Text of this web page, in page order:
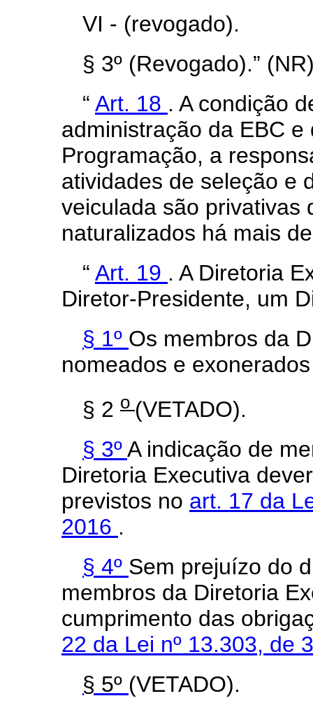
VI - (revogado).
§ 3º (Revogado).”
“ Art. 18 . A condição
administração da EBC
Programação, a
atividades de seleção e
veiculada são privativas
naturalizados há mais
“ Art. 19 . A Diretoria
Diretor-Presidente, um
§ 1º Os membros da
nomeados e
§ 2 o (VETADO).
§ 3ºA indicação de
Diretoria Executiva
previstos no art. 17 da
2016 .
§ 4º Sem prejuízo do
membros da Diretoria
cumprimento das
22 da Lei nº 13.303, de
§ 5º (VETADO).